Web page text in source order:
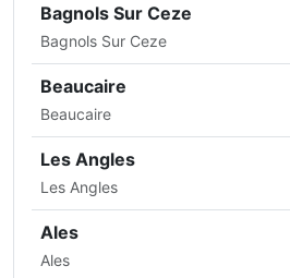
Bagnols Sur Ceze
Bagnols Sur Ceze
Beaucaire
Beaucaire
Les Angles
Les Angles
Ales
Ales